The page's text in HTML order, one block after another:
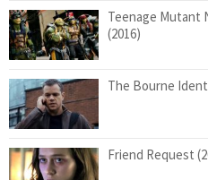
Teenage Mutant
(2016)
The Bourne
Friend Request